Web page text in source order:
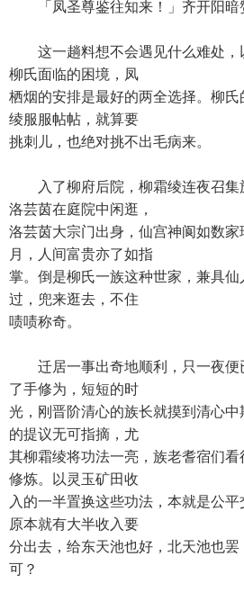
「凤圣尊鉴往知来！」齐开阳暗
这一趟料想不会遇见什么难处，
柳氏面临的困境，凤
栖烟的安排是最好的两全选择。柳
绫服服帖帖，就算要
挑刺儿，也绝对挑不出毛病来。
入了柳府后院，柳霜绫连夜召集
洛芸茵在庭院中闲逛，
洛芸茵大宗门出身，仙宫神阆如数
月，人间富贵亦了如指
掌。倒是柳氏一族这种世家，兼具
过，兜来逛去，不住
啧啧称奇。
迁居一事出奇地顺利，只一夜便
了手修为，短短的时
光，刚晋阶清心的族长就摸到清心
的提议无可指摘，尤
其柳霜绫将功法一亮，族老耆宿们
修炼。以灵玉矿田收
入的一半置换这些功法，本就是公
原本就有大半收入要
分出去，给东天池也好，北天池也
可？